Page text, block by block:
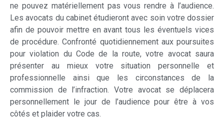
ne pouvez matériellement pas vous rendre à l’audience.
Les avocats du cabinet étudieront avec soin votre dossier
afin de pouvoir mettre en avant tous les éventuels vices
de procédure. Confronté quotidiennement aux poursuites
pour violation du Code de la route, votre avocat saura
présenter au mieux votre situation personnelle et
professionnelle ainsi que les circonstances de la
commission de l’infraction. Votre avocat se déplacera
personnellement le jour de l’audience pour être à vos
côtés et plaider votre cas.